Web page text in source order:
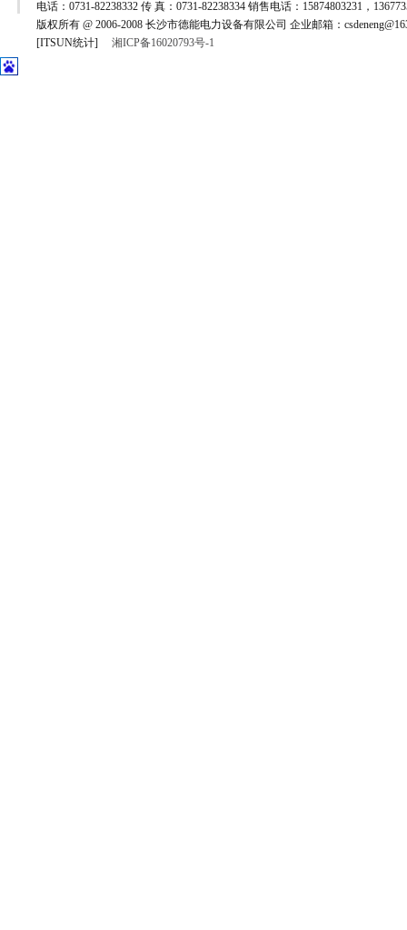
电话：0731-82238332 传 真：0731-82238334 销售电话：15874803231，
版权所有 @ 2006-2008 长沙市德能电力设备有限公司 企业邮箱：
[ITSUN统计] 湘ICP备16020793号-1